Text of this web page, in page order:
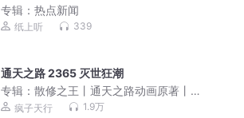
界之路
专辑：热点新闻
纸上听 339
通天之路 2365 灭世狂潮
专辑：散修之王丨通天之路动画原著丨
玄幻爆笑爆爽修真丨无罪原著丨VIP免费
疯子天行 1.9万